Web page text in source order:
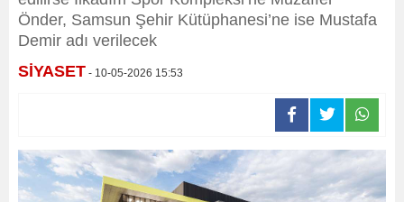
Önder, Samsun Şehir Kütüphanesi’ne ise Mustafa
Demir adı verilecek
SİYASET - 10-05-2026 15:53